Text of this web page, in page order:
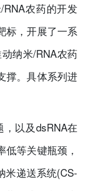
农药的开发
标，开展了一系
纳米/RNA农药
撑。具体系列进
以及dsRNA在
等关键瓶颈，
米递送系统(CS-